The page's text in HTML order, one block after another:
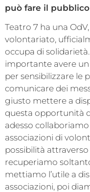
può fare il
Teatro 7 ha una
volontariato,
occupa di
importante avere un
per sensibilizzare le
comunicare dei
giusto mettere a
questa opportunità
adesso
associazioni di
possibilità
recuperiamo
mettiamo l’utile a
associazioni, poi